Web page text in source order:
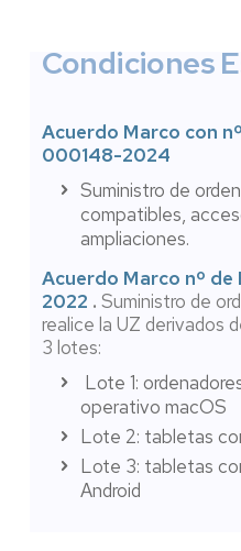
Condiciones
Acuerdo Marco con
000148-2024
Suministro de
compatibles,
ampliaciones.
Acuerdo Marco nº
2022 . Suministro de
realice la UZ derivados
3 lotes:
Lote 1:
operativo macOS
Lote 2: tabletas
Lote 3: tabletas
Android